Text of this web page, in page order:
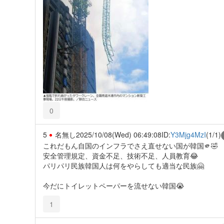
0
5 名無し2025/10/08(Wed) 06:49:08ID:Y3Mjg4MzI(1/1)
これだもん自国のインフラでさえ直せない国が韓国🫵🤣
安全管理規定、資金不足、技術不足、人員教育😂
パリパリ民族韓国人は何をやらしても適当な民族🤗
今だにトイレットペーパーを流せない韓国😭
1